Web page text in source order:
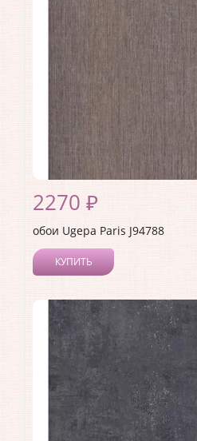
Материал основы:
Флизелин
Раппорт:
2270 ₽
обои Ugepa Paris J94788
КУПИТЬ
Коллекция:Paris
Длина рулона:
Ширина рулона:
Материал покрытия:
Виниловое
Страна:
Франция
Материал основы:
Флизелин
Раппорт:
<>